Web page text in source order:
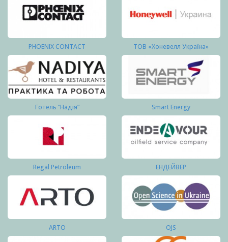
PHOENIX CONTACT ТОВ «Хоневелл Україна»
Готель “Надія” Smart Energy
Regal Petroleum ЕНДЕЙВЕР
ARTO OJS